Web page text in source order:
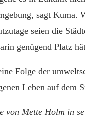
sagt Kuma.
seien die
genügend Platz
Folge der
Leben auf dem
von Mette Holm in